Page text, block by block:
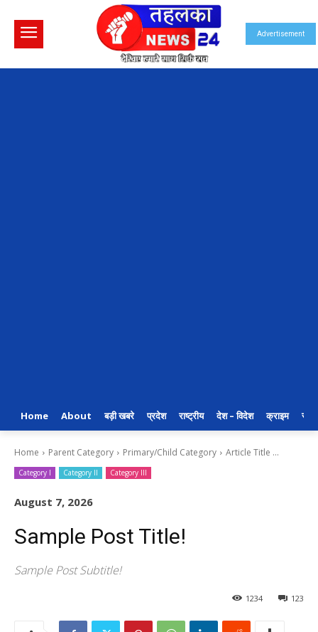
Advertisement
Home About बड़ी खबरे प्रदेश राष्ट्रीय देश – विदेश क्राइम
Home Parent Category Primary/Child Category Article Title ...
Category I Category II Category III
August 7, 2026
Sample Post Title!
Sample Post Subtitle!
123
1234